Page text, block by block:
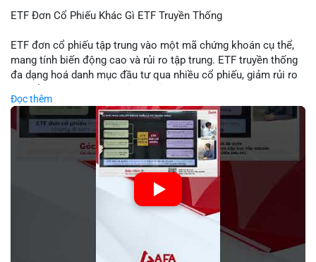
ETF Đơn Cổ Phiếu Khác Gì ETF Truyền Thống
ETF đơn cổ phiếu tập trung vào một mã chứng khoán cụ thể,
mang tính biến động cao và rủi ro tập trung. ETF truyền thống
đa dạng hoá danh mục đầu tư qua nhiều cổ phiếu, giảm rủi ro
sản và mức độ tiếp xúc với thị trường.
🎥 Xem video trực tiếp tại:
Nguồn: Tài chính & Kinh doanh
Đọc thêm